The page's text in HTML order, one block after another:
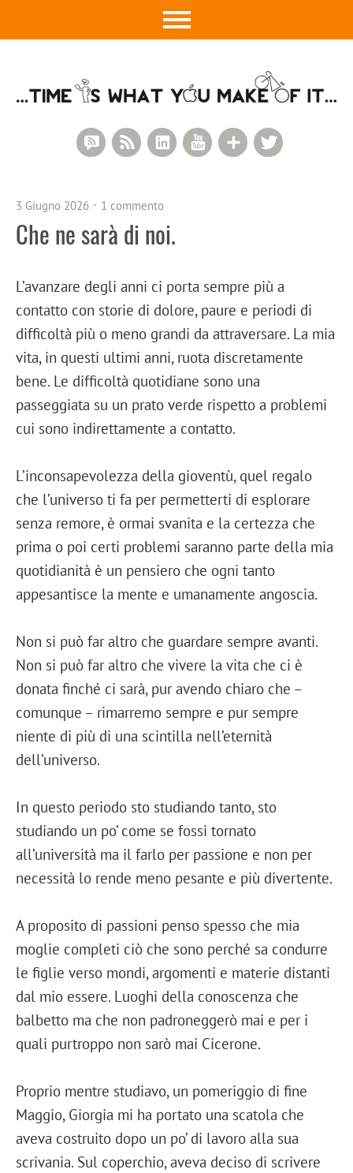
Google+
YouTube
LinkedIn
RSS Feed
RSS Comments
3 Giugno 2026 1 commento
Che ne sarà di noi.
L’avanzare degli anni ci porta sempre più a
contatto con storie di dolore, paure e periodi di
difficoltà più o meno grandi da attraversare. La mia
vita, in questi ultimi anni, ruota discretamente
bene. Le difficoltà quotidiane sono una
passeggiata su un prato verde rispetto a problemi
cui sono indirettamente a contatto.
L’inconsapevolezza della gioventù, quel regalo
che l’universo ti fa per permetterti di esplorare
senza remore, è ormai svanita e la certezza che
prima o poi certi problemi saranno parte della mia
quotidianità è un pensiero che ogni tanto
appesantisce la mente e umanamente angoscia.
Non si può far altro che guardare sempre avanti.
Non si può far altro che vivere la vita che ci è
donata finché ci sarà, pur avendo chiaro che –
comunque – rimarremo sempre e pur sempre
niente di più di una scintilla nell’eternità
dell’universo.
In questo periodo sto studiando tanto, sto
studiando un po’ come se fossi tornato
all’università ma il farlo per passione e non per
necessità lo rende meno pesante e più divertente.
A proposito di passioni penso spesso che mia
moglie completi ciò che sono perché sa condurre
le figlie verso mondi, argomenti e materie distanti
dal mio essere. Luoghi della conoscenza che
balbetto ma che non padroneggerò mai e per i
quali purtroppo non sarò mai Cicerone.
Proprio mentre studiavo, un pomeriggio di fine
Maggio, Giorgia mi ha portato una scatola che
aveva costruito dopo un po’ di lavoro alla sua
scrivania. Sul coperchio, aveva deciso di scrivere